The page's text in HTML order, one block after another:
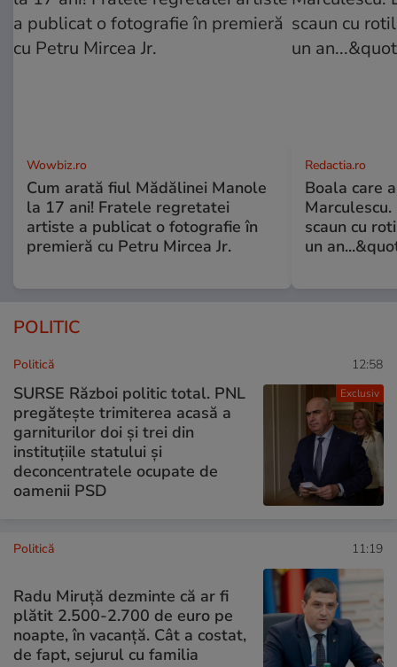
Wowbiz.ro
Cum arată fiul Mădălinei Manole
la 17 ani! Fratele regretatei
artiste a publicat o fotografie în
premieră cu Petru Mircea Jr.
Redactia.ro
Boala care
scaun cu
un
POLITIC
Exclusiv
Politică 12:58
SURSE Război politic total. PNL
pregătește trimiterea acasă a
garniturilor doi și trei din
instituțiile statului și
deconcentratele ocupate de
oamenii PSD
Politică 11:19
Radu Miruţă dezminte că ar fi
plătit 2.500-2.700 de euro pe
noapte, în vacanță. Cât a costat,
de fapt, sejurul cu familia